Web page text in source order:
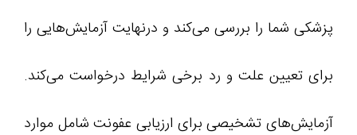
پزشکی شما را بررسی می‌کند و درنهایت آزمایش‌هایی را
برای تعیین علت و رد برخی شرایط درخواست می‌کند.
آزمایش‌های تشخیصی برای ارزیابی عفونت شامل موارد